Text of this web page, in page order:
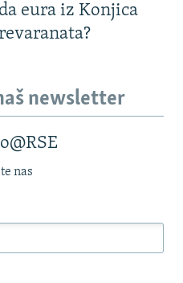
eura iz Konjica
newsletter
nas